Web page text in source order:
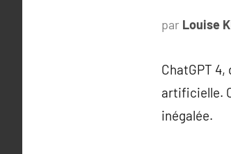
par Louise
ChatGPT
artificielle.
inégalée.